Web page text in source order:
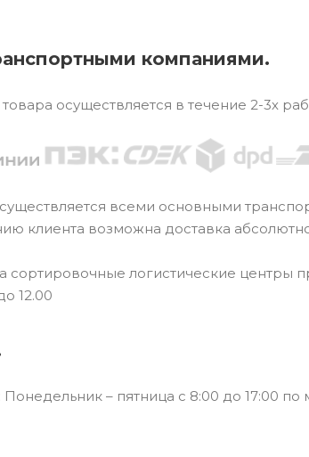
компаниями.
осуществляется в течение 2-3х
всеми основными
клиента возможна доставка
сортировочные логистические центры
12.00
– пятница с 8:00 до 17:00